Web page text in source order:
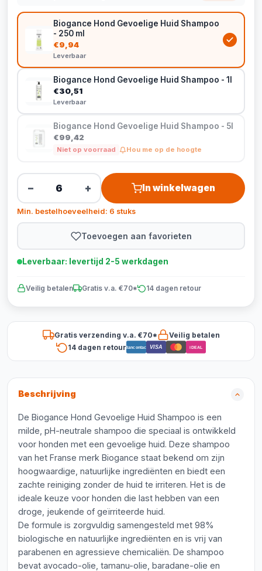
Biogance Hond Gevoelige Huid Shampoo
- 250 ml
€9,94
Leverbaar
Biogance Hond Gevoelige Huid Shampoo - 1l
€30,51
Leverbaar
Biogance Hond Gevoelige Huid Shampoo - 5l
€99,42
Niet op voorraad Hou me op de hoogte
− + In winkelwagen
Min. bestelhoeveelheid: 6 stuks
Toevoegen aan favorieten
Leverbaar: levertijd 2-5 werkdagen
Veilig betalen Gratis v.a. €70* 14 dagen retour
Gratis verzending v.a. €70*
Veilig betalen
14 dagen retourBancontact VISA iDEAL
Beschrijving
De Biogance Hond Gevoelige Huid Shampoo is een
milde, pH-neutrale shampoo die speciaal is ontwikkeld
voor honden met een gevoelige huid. Deze shampoo
van het Franse merk Biogance staat bekend om zijn
hoogwaardige, natuurlijke ingrediënten en biedt een
zachte reiniging zonder de huid te irriteren. Het is de
ideale keuze voor honden die last hebben van een
droge, jeukende of geïrriteerde huid.
De formule is zorgvuldig samengesteld met 98%
biologische en natuurlijke ingrediënten en is vrij van
parabenen en agressieve chemicaliën. De shampoo
bevat avocado-olie, tamanu-olie, baradane-olie en